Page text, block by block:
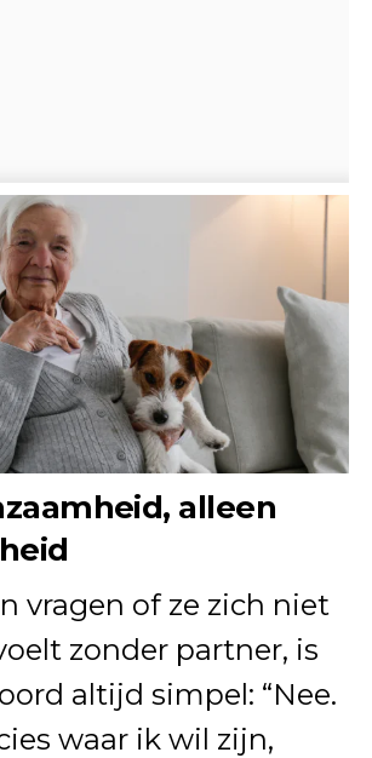
alleen
vragen of ze zich niet
zonder partner, is
altijd simpel: “Nee.
waar ik wil zijn,